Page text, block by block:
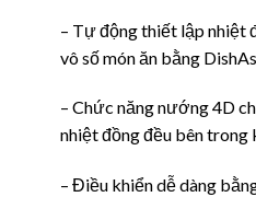
– Tự động thiết lập nhiệt
vô số món ăn bằng
– Chức năng nướng 4D
nhiệt đồng đều bên trong
– Điều khiển dễ dàng